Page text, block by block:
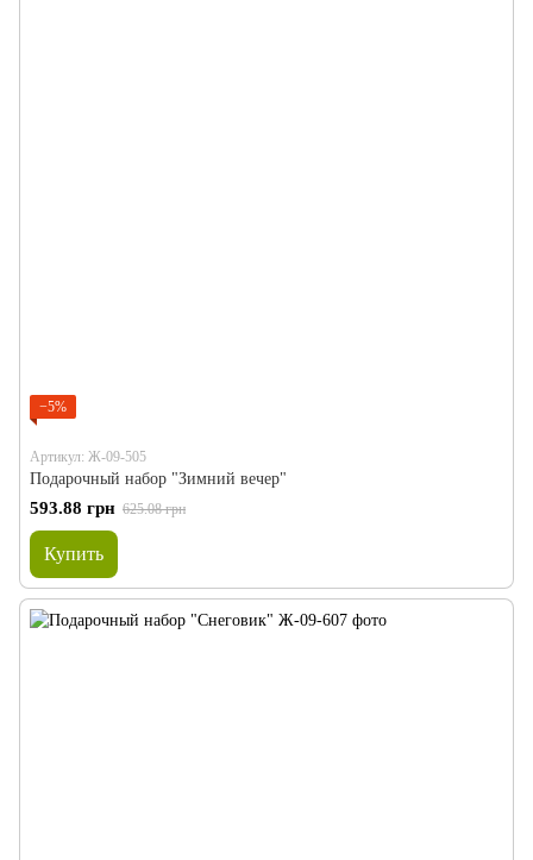
−5%
Артикул: Ж-09-505
Подарочный набор "Зимний вечер"
593.88 грн 625.08 грн
Купить